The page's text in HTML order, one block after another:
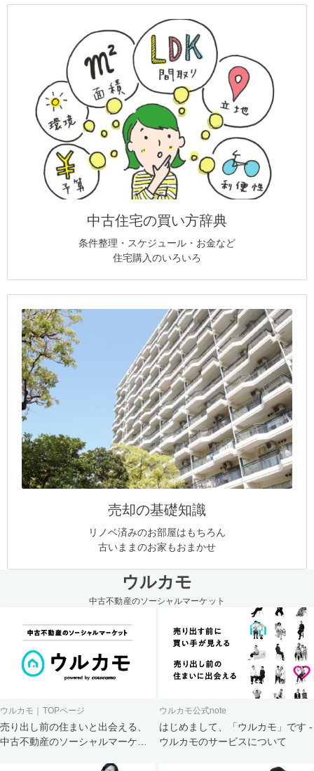
中古住宅の買い方辞典
条件整理・スケジュール・お金など
住宅購入のいろいろ
売却の基礎知識
リノベ済みのお部屋はもちろん
古いままのお家もおまかせ
ウルカモ
中古不動産のソーシャルマーケット
ウルカモ｜TOPページ
売り出し前の住まいと出会える、
中古不動産のソーシャルマーケッ
ウルカモ公式note
はじめまして、「ウルカモ」です -
ウルカモのサービスについて